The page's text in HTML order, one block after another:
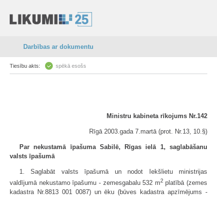
Darbības ar dokumentu
Tiesību akts: spēkā esošs
Ministru kabineta rīkojums Nr.142
Rīgā 2003.gada 7.martā (prot. Nr.13, 10.§)
Par nekustamā īpašuma Sabilē, Rīgas ielā 1, saglabāšanu
valsts īpašumā
1. Saglabāt valsts īpašumā un nodot Iekšlietu ministrijas
valdījumā nekustamo īpašumu - zemesgabalu 532 m2platībā (zemes
kadastra Nr.8813 001 0087) un ēku (būves kadastra apzīmējums -